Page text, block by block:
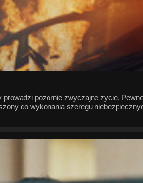
pozornie zwyczajne życie.
do wykonania szeregu